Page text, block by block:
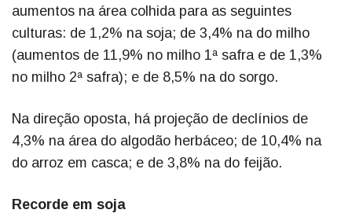
aumentos na área colhida para as seguintes
culturas: de 1,2% na soja; de 3,4% na do milho
(aumentos de 11,9% no milho 1ª safra e de 1,3%
no milho 2ª safra); e de 8,5% na do sorgo.
Na direção oposta, há projeção de declínios de
4,3% na área do algodão herbáceo; de 10,4% na
do arroz em casca; e de 3,8% na do feijão.
Recorde em soja